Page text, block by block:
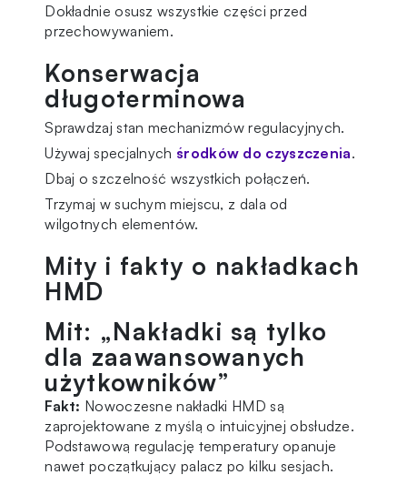
Dokładnie osusz wszystkie części przed
przechowywaniem.
Konserwacja
długoterminowa
Sprawdzaj stan mechanizmów regulacyjnych.
Używaj specjalnych środków do czyszczenia.
Dbaj o szczelność wszystkich połączeń.
Trzymaj w suchym miejscu, z dala od
wilgotnych elementów.
Mity i fakty o nakładkach
HMD
Mit: „Nakładki są tylko
dla zaawansowanych
użytkowników”
Fakt: Nowoczesne nakładki HMD są
zaprojektowane z myślą o intuicyjnej obsłudze.
Podstawową regulację temperatury opanuje
nawet początkujący palacz po kilku sesjach.